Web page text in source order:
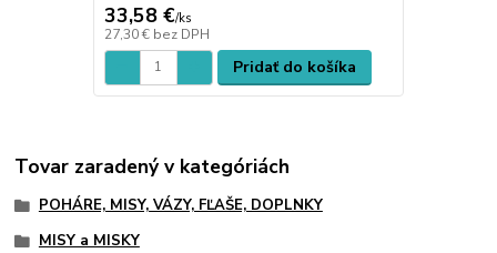
33,58 €/ks
27,30 € bez DPH
Pridať do košíka
Tovar zaradený v kategóriách
POHÁRE, MISY, VÁZY, FĽAŠE, DOPLNKY
MISY a MISKY